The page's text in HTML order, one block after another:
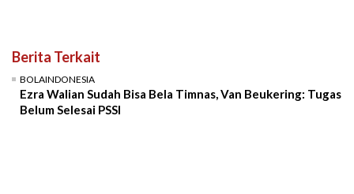
Berita Terkait
BOLAINDONESIA
Ezra Walian Sudah Bisa Bela Timnas, Van Beukering: Tugas
Belum Selesai PSSI